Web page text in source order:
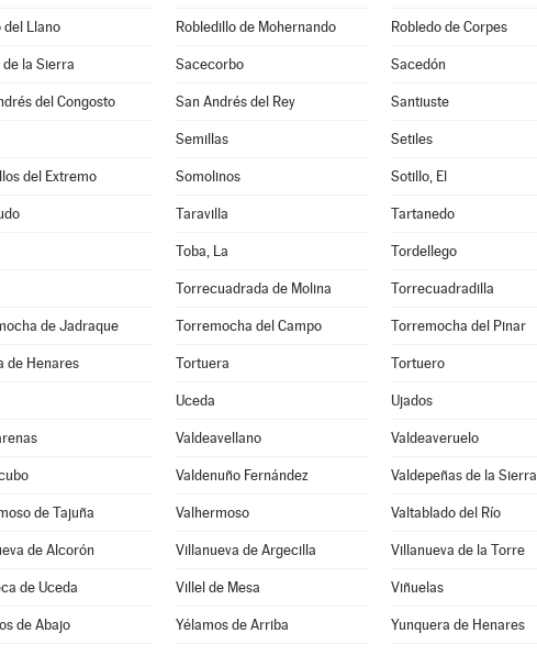
del Llano Robledillo de Mohernando Robledo de Corpes
de la Sierra Sacecorbo Sacedón
del Congosto San Andrés del Rey Santiuste
Semillas Setiles
del Extremo Somolinos Sotillo, El
Taravilla Tartanedo
Toba, La Tordellego
Torrecuadrada de Molina Torrecuadradilla
de Jadraque Torremocha del Campo Torremocha del Pinar
de Henares Tortuera Tortuero
Uceda Ujados
Valdeavellano Valdeaveruelo
Valdenuño Fernández Valdepeñas de la Sierra
de Tajuña Valhermoso Valtablado del Río
de Alcorón Villanueva de Argecilla Villanueva de la Torre
de Uceda Villel de Mesa Viñuelas
de Abajo Yélamos de Arriba Yunquera de Henares